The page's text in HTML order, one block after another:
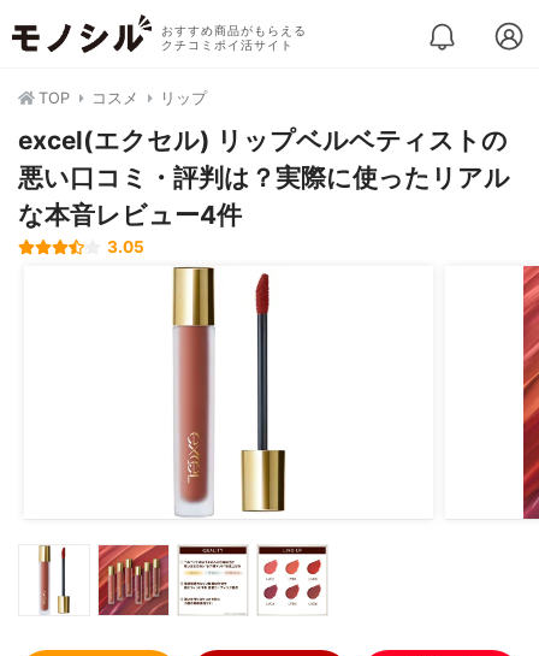
おすすめ商品がもらえる
クチコミポイ活サイト
TOP コスメ リップ
excel(エクセル) リップベルベティストの
悪い口コミ・評判は？実際に使ったリアル
な本音レビュー4件
3.05